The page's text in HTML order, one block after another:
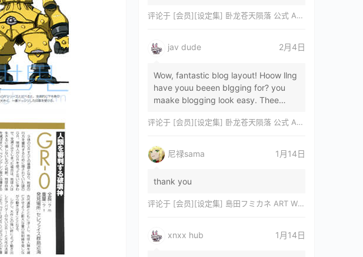
评论于 [会员][设定集] 卧龙苍天陨落 公式 ARTWORKS[DL]
jav dude 2月4日
Wow, fantastic blog layout! Hoow llng
have youu beeen blgging for? you
maake blogging look easy. Thee
magnificent, let…
评论于 [会员][设定集] 卧龙苍天陨落 公式 ARTWORKS[DL]
尼禄sama 1月14日
thank you
评论于 [会员][设定集] 島田フミカネ ART WORKS EXTRA Luminous Witches[DL]
xnxx hub 1月14日